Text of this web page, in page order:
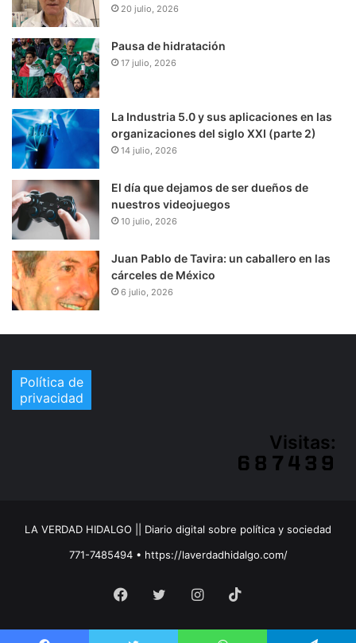
20 julio, 2026
Pausa de hidratación
17 julio, 2026
La Industria 5.0 y sus aplicaciones en las
organizaciones del siglo XXI (parte 2)
14 julio, 2026
El día que dejamos de ser dueños de
nuestros videojuegos
10 julio, 2026
Juan Pablo de Tavira: un caballero en las
cárceles de México
6 julio, 2026
Política de
privacidad
Visitas:
LA VERDAD HIDALGO || Diario digital sobre política y sociedad
771-7485494 • https://laverdadhidalgo.com/
Facebook
TwitterInstagram